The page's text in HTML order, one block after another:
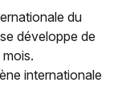
du
développe de
internationale